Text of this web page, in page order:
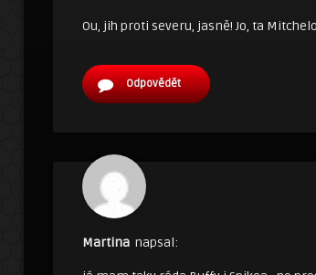
Ou, jih proti severu, jasně! Jo, ta
Odpovědět
Martina napsal: